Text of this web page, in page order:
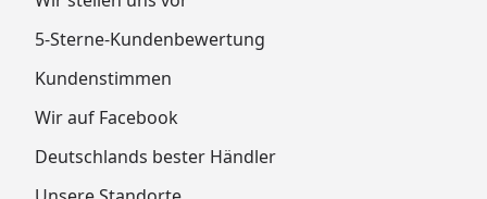
5-Sterne-Kundenbewertung
Kundenstimmen
Wir auf Facebook
Deutschlands bester Händler